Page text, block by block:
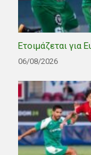
Ετοιμάζεται για
06/08/2026